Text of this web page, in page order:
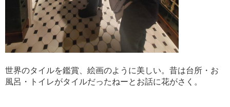
世界のタイルを鑑賞、絵画のように美しい。昔は台所・お
風呂・トイレがタイルだったねーとお話に花がさく。